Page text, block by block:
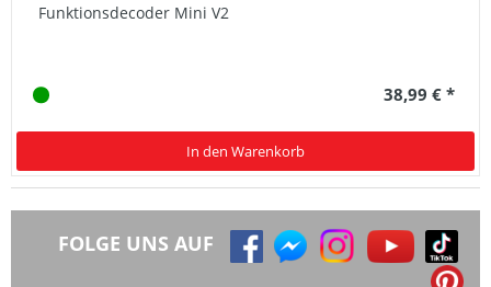
Funktionsdecoder Mini V2
38,99 € *
In den Warenkorb
FOLGE UNS AUF